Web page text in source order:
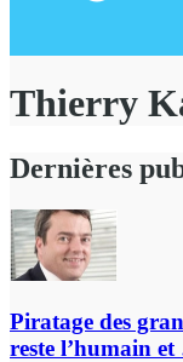
Thierry
Dernières
Piratage des
reste l’humain